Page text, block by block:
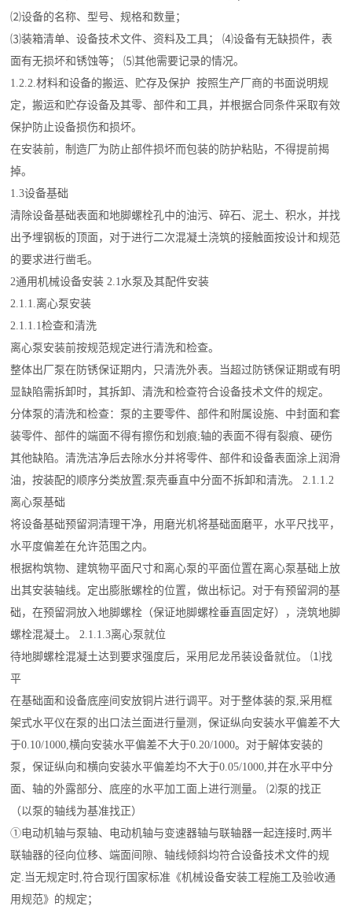
⑵设备的名称、型号、规格和数量；
⑶装箱清单、设备技术文件、资料及工具； ⑷设备有无缺损件，表
面有无损坏和锈蚀等； ⑸其他需要记录的情况。
1.2.2.材料和设备的搬运、贮存及保护 按照生产厂商的书面说明规
定，搬运和贮存设备及其零、部件和工具，并根据合同条件采取有效
保护防止设备损伤和损坏。
在安装前，制造厂为防止部件损坏而包装的防护粘贴，不得提前揭
掉。
1.3设备基础
清除设备基础表面和地脚螺栓孔中的油污、碎石、泥土、积水，并找
出予埋钢板的顶面，对于进行二次混凝土浇筑的接触面按设计和规范
的要求进行凿毛。
2通用机械设备安装 2.1水泵及其配件安装
2.1.1.离心泵安装
2.1.1.1检查和清洗
离心泵安装前按规范规定进行清洗和检查。
整体出厂泵在防锈保证期内，只清洗外表。当超过防锈保证期或有明
显缺陷需拆卸时，其拆卸、清洗和检查符合设备技术文件的规定。
分体泵的清洗和检查：泵的主要零件、部件和附属设施、中封面和套
装零件、部件的端面不得有擦伤和划痕;轴的表面不得有裂痕、硬伤
其他缺陷。清洗洁净后去除水分并将零件、部件和设备表面涂上润滑
油，按装配的顺序分类放置;泵壳垂直中分面不拆卸和清洗。 2.1.1.2
离心泵基础
将设备基础预留洞清理干净，用磨光机将基础面磨平，水平尺找平，
水平度偏差在允许范围之内。
根据构筑物、建筑物平面尺寸和离心泵的平面位置在离心泵基础上放
出其安装轴线。定出膨胀螺栓的位置，做出标记。对于有预留洞的基
础，在预留洞放入地脚螺栓（保证地脚螺栓垂直固定好），浇筑地脚
螺栓混凝土。 2.1.1.3离心泵就位
待地脚螺栓混凝土达到要求强度后，采用尼龙吊装设备就位。 ⑴找
平
在基础面和设备底座间安放铜片进行调平。对于整体装的泵,采用框
架式水平仪在泵的出口法兰面进行量测，保证纵向安装水平偏差不大
于0.10/1000,横向安装水平偏差不大于0.20/1000。对于解体安装的
泵，保证纵向和横向安装水平偏差均不大于0.05/1000,并在水平中分
面、轴的外露部分、底座的水平加工面上进行测量。 ⑵泵的找正
（以泵的轴线为基准找正）
①电动机轴与泵轴、电动机轴与变速器轴与联轴器一起连接时,两半
联轴器的径向位移、端面间隙、轴线倾斜均符合设备技术文件的规
定.当无规定时,符合现行国家标准《机械设备安装工程施工及验收通
用规范》的规定；